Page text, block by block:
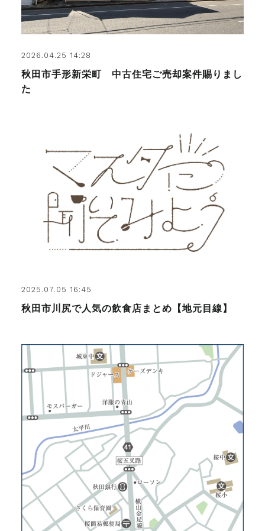
2026.04.25 14:28
秋田市手形新栄町 中古住宅ご売却案件賜りまし
た
2025.07.05 16:45
秋田市川尻で人気の飲食店まとめ【地元目線】